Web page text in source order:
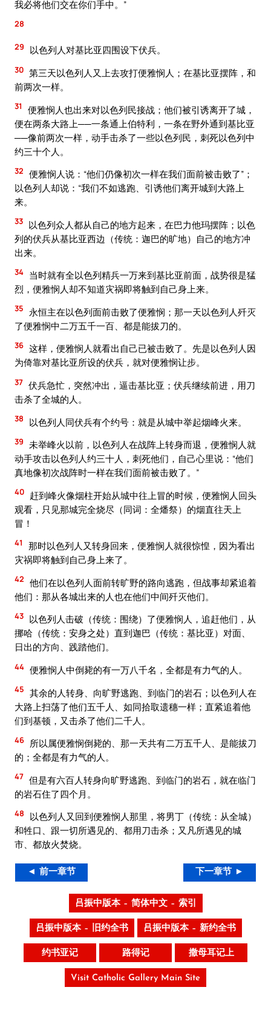
我必将他们交在你们手中。”
28
29 以色列人对基比亚四围设下伏兵。
30 第三天以色列人又上去攻打便雅悯人；在基比亚摆阵，和
前两次一样。
31
便雅悯人也出来对以色列民接战；他们被引诱离开了城，
便在两条大路上──一条通上伯特利，一条在野外通到基比亚
──像前两次一样，动手击杀了一些以色列民，刺死以色列中
约三十个人。
32 便雅悯人说：“他们仍像初次一样在我们面前被击败了”；
以色列人却说：“我们不如逃跑、引诱他们离开城到大路上
来。
33 以色列众人都从自己的地方起来，在巴力他玛摆阵；以色
列的伏兵从基比亚西边（传统：迦巴的旷地）自己的地方冲
出来。
34 当时就有全以色列精兵一万来到基比亚前面，战势很是猛
烈，便雅悯人却不知道灾祸即将触到自己身上来。
35
永恒主在以色列面前击败了便雅悯；那一天以色列人歼灭
了便雅悯中二万五千一百、都是能拔刀的。
36 这样，便雅悯人就看出自己已被击败了。先是以色列人因
为倚靠对基比亚所设的伏兵，就对便雅悯让步。
37 伏兵急忙，突然冲出，逼击基比亚；伏兵继续前进，用刀
击杀了全城的人。
38 以色列人同伏兵有个约号：就是从城中举起烟峰火来。
39 未举峰火以前，以色列人在战阵上转身而退，便雅悯人就
动手攻击以色列人约三十人，刺死他们，自己心里说：“他们
真地像初次战阵时一样在我们面前被击败了。”
40 赶到峰火像烟柱开始从城中往上冒的时候，便雅悯人回头
观看，只见那城完全烧尽（同词：全燔祭）的烟直往天上
冒！
41
那时以色列人又转身回来，便雅悯人就很惊惶，因为看出
灾祸即将触到自己身上来了。
42 他们在以色列人面前转旷野的路向逃跑，但战事却紧追着
他们：那从各城出来的人也在他们中间歼灭他们。
43 以色列人击破（传统：围绕）了便雅悯人，追赶他们，从
挪哈（传统：安身之处）直到迦巴（传统：基比亚）对面、
日出的方向、践踏他们。
44 便雅悯人中倒毙的有一万八千名，全都是有力气的人。
45 其余的人转身、向旷野逃跑、到临门的岩石；以色列人在
大路上扫荡了他们五千人、如同拾取遗穗一样；直紧追着他
们到基顿，又击杀了他们二千人。
46 所以属便雅悯倒毙的、那一天共有二万五千人、是能拔刀
的；全都是有力气的人。
47 但是有六百人转身向旷野逃跑、到临门的岩石，就在临门
的岩石住了四个月。
48
以色列人又回到便雅悯人那里，将男丁（传统：从全城）
和牲口、跟一切所遇见的、都用刀击杀；又凡所遇见的城
市、都放火焚烧。
◄ 前一章节 下一章节 ►
吕振中版本 – 简体中文 – 索引
吕振中版本 – 旧约全书 吕振中版本 – 新约全书
约书亚记 路得记 撒母耳记上
Visit Catholic Gallery Main Site